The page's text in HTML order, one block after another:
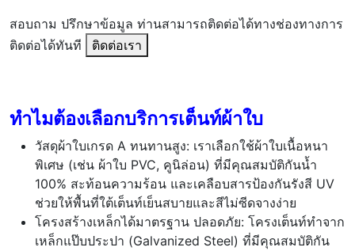
สอบถาม ปรึกษาข้อมูล ท่านสามารถติดต่อได้ทางช่องทางการ
ติดต่อได้ทันที
ติดต่อเรา
ทำไมต้องเลือกบริการเต็นท์ผ้าใบ
วัสดุผ้าใบเกรด A ทนทานสูง: เราเลือกใช้ผ้าใบเนื้อหนา
พิเศษ (เช่น ผ้าใบ PVC, คูนิล่อน) ที่มีคุณสมบัติกันน้ำ
100% สะท้อนความร้อน และเคลือบสารป้องกันรังสี UV
ช่วยให้พื้นที่ใต้เต็นท์เย็นสบายและสีไม่ซีดจางง่าย
โครงสร้างเหล็กได้มาตรฐาน ปลอดภัย: โครงเต็นท์ทำจาก
เหล็กแป๊บประปา (Galvanized Steel) ที่มีคุณสมบัติกัน